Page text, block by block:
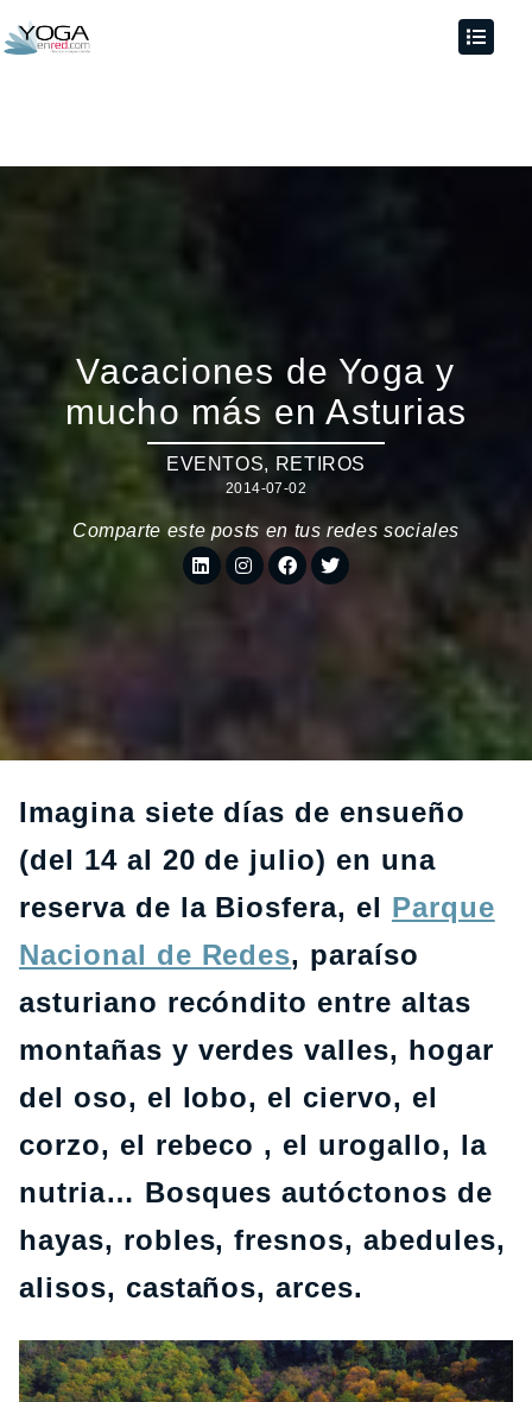
Vacaciones de Yoga y
mucho más en Asturias
EVENTOS, RETIROS
2014-07-02
Comparte este posts en tus redes sociales
Imagina siete días de ensueño
(del 14 al 20 de julio) en una
reserva de la Biosfera, el Parque
Nacional de Redes, paraíso
asturiano recóndito entre altas
montañas y verdes valles, hogar
del oso, el lobo, el ciervo, el
corzo, el rebeco , el urogallo, la
nutria… Bosques autóctonos de
hayas, robles, fresnos, abedules,
alisos, castaños, arces.